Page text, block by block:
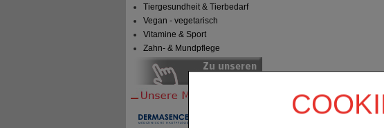
Tiergesundheit & Tierbedarf
Vegan - vegetarisch
Vitamine & Sport
Zahn- & Mundpflege